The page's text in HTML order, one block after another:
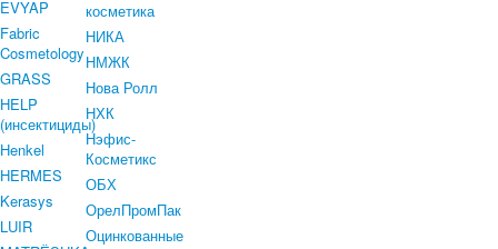
EVYAP
Fabric
Cosmetology
GRASS
HELP
(инсектициды)
Henkel
HERMES
Kerasys
LUIR
косметика
НИКА
НМЖК
Нова Ролл
НХК
Нэфис-
Косметикс
ОБХ
ОрелПромПак
Оцинкованные